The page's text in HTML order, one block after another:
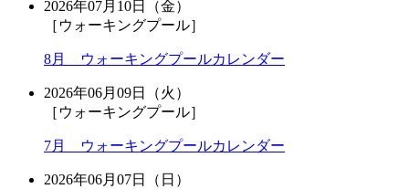
2026年07月10日（金）
［ウォーキングプール］
8月 ウォーキングプールカレンダー
2026年06月09日（火）
［ウォーキングプール］
7月 ウォーキングプールカレンダー
2026年06月07日（日）